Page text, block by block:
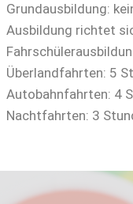
Grundausbildung:
Ausbildung richtet
Überlandfahrten: 5
Autobahnfahrten: 4
Nachtfahrten: 3